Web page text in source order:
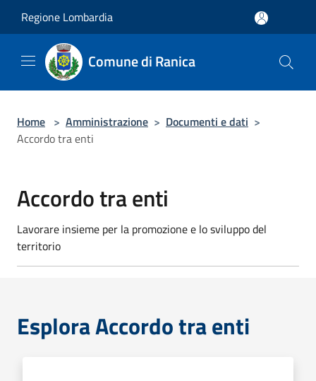
Regione Lombardia
Comune di Ranica
Home > Amministrazione > Documenti e dati >
Accordo tra enti
Accordo tra enti
Lavorare insieme per la promozione e lo sviluppo del
territorio
Esplora Accordo tra enti